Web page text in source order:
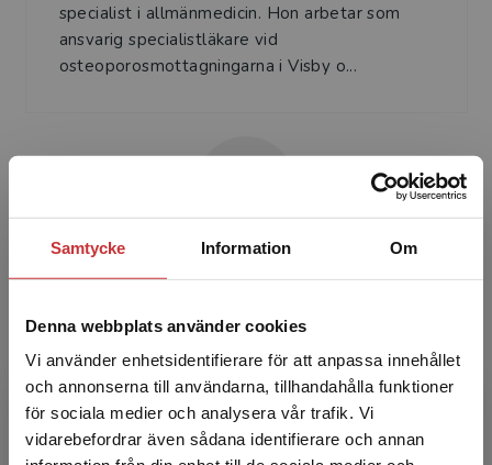
Samtycke Information Om
Denna webbplats använder cookies
Vi använder enhetsidentifierare för att anpassa innehållet
och annonserna till användarna, tillhandahålla funktioner
för sociala medier och analysera vår trafik. Vi
vidarebefordrar även sådana identifierare och annan
Begränsad fraktregion
specialist i allmänmedicin. Hon arbetar som
ansvarig specialistläkare vid
osteoporosmottagningarna i Visby o...
Mattias Lorentzon
Mattias Lorentzon är professor vid Göteborgs
universitet och överläkare vid
osteoporosmottagningen vid Sahlgrenska
universitetssjukhuset i Mölndal....